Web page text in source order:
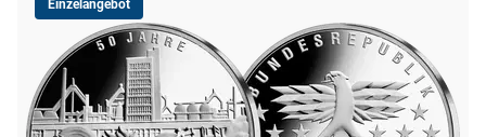
Einzelangebot